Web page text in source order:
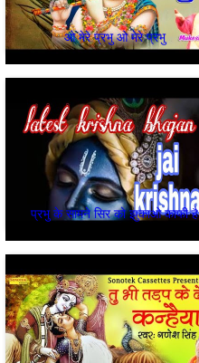
ओ मेरे प्रभु ओ मेरे प्रभु
प्रभु के सामने सिर को झुकाओ काफी है